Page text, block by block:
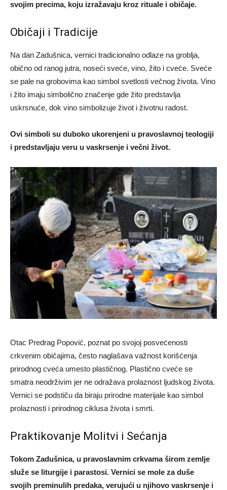
svojim precima, koju izražavaju kroz rituale i običaje.
Običaji i Tradicije
Na dan Zadušnica, vernici tradicionalno odlaze na groblja,
obično od ranog jutra, noseći sveće, vino, žito i cveće. Sveće
se pale na grobovima kao simbol svetlosti večnog života. Vino
i žito imaju simbolično značenje gde žito predstavlja
uskrsnuće, dok vino simbolizuje život i životnu radost.
Ovi simboli su duboko ukorenjeni u pravoslavnoj teologiji
i predstavljaju veru u vaskrsenje i večni život.
Otac Predrag Popović, poznat po svojoj posvećenosti
crkvenim običajima, često naglašava važnost korišćenja
prirodnog cveća umesto plastičnog. Plastično cveće se
smatra neodrživim jer ne odražava prolaznost ljudskog života.
Vernici se podstiču da biraju prirodne materijale kao simbol
prolaznosti i prirodnog ciklusa života i smrti.
Praktikovanje Molitvi i Sećanja
Tokom Zadušnica, u pravoslavnim crkvama širom zemlje
služe se liturgije i parastosi. Vernici se mole za duše
svojih preminulih predaka, verujući u njihovo vaskrsenje i